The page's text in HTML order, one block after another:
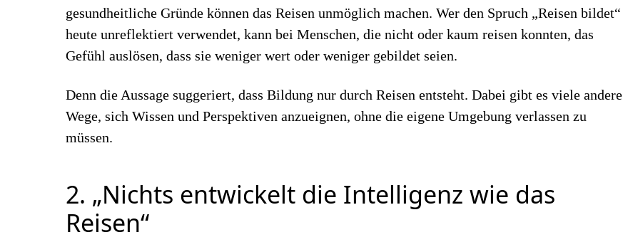
gesundheitliche Gründe können das Reisen unmöglich machen. Wer den Spruch „Reisen bildet“
heute unreflektiert verwendet, kann bei Menschen, die nicht oder kaum reisen konnten, das
Gefühl auslösen, dass sie weniger wert oder weniger gebildet seien.
Denn die Aussage suggeriert, dass Bildung nur durch Reisen entsteht. Dabei gibt es viele andere
Wege, sich Wissen und Perspektiven anzueignen, ohne die eigene Umgebung verlassen zu
müssen.
2. „Nichts entwickelt die Intelligenz wie das
Reisen“